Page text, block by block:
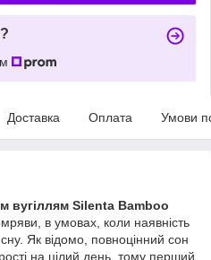
Доставка Оплата Умови
вугіллям Silenta Bamboo
в умовах, коли наявність
Як відомо, повноцінний сон
на цілий день, тому перший